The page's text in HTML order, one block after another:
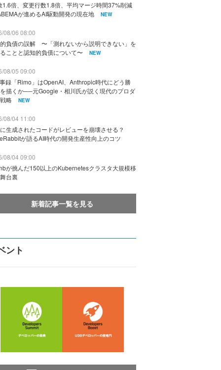
1.6倍、変更行数1.8倍、平均マージ時間37%削減
が進めるAI駆動開発の現在地
NEW
08/06 08:00
負債の誤解 〜「測れないから説明できない」を
ことと認知的負債について〜
NEW
08/05 09:00
録「Rimo」はOpenAI、Anthropic時代にどう勝
描くか──元Google・相川氏が説く現代のプロダ
略
NEW
08/04 11:00
生成されたコードがレビューを崩壊させる？
が語るAI時代の開発生産性向上のコツ
08/04 09:00
が挑んだ150以上のKubernetesクラスタ大規模移
台裏
新着記事一覧を見る
ント